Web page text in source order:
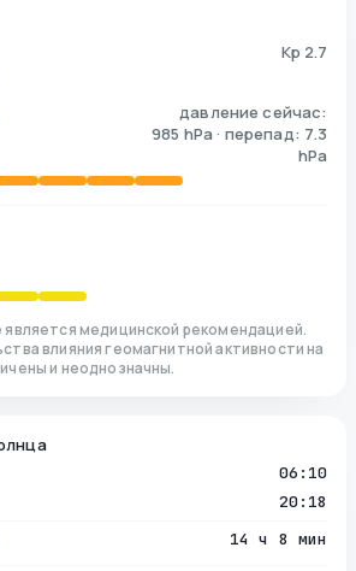
Kp 2.7
давление сейчас:
985 hPa · перепад: 7.3
hPa
медицинской рекомендацией.
влияния геомагнитной активности на
и неоднозначны.
06:10
20:18
14 ч 8 мин